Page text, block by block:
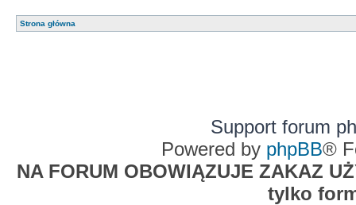
Strona główna
Support forum
Powered by phpBB®
NA FORUM OBOWIĄZUJE ZAKAZ
tylko